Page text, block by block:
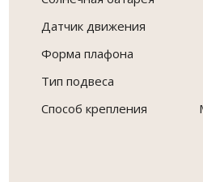
Датчик движения
Форма плафона
Тип подвеса
Способ крепления